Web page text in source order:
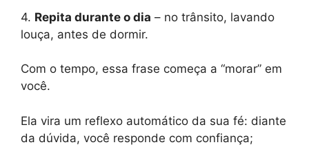
4. Repita durante o dia – no trânsito, lavando
louça, antes de dormir.
Com o tempo, essa frase começa a “morar” em
você.
Ela vira um reflexo automático da sua fé: diante
da dúvida, você responde com confiança;